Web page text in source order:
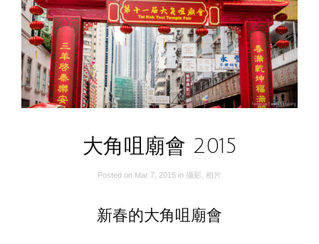
大角咀廟會 2015
Posted on Mar 7, 2015 in 攝影 相片
新春的大角咀廟會